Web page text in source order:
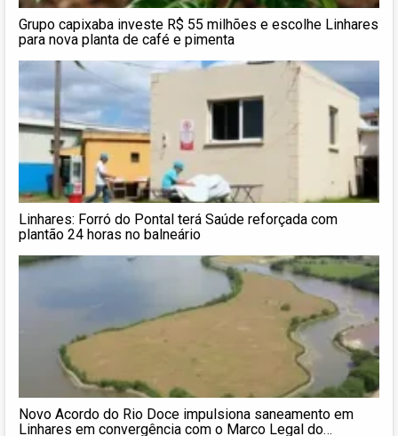
Grupo capixaba investe R$ 55 milhões e escolhe Linhares
para nova planta de café e pimenta
Linhares: Forró do Pontal terá Saúde reforçada com
plantão 24 horas no balneário
Novo Acordo do Rio Doce impulsiona saneamento em
Linhares em convergência com o Marco Legal do